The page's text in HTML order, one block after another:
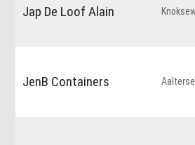
Jap De Loof Alain
JenB Containers